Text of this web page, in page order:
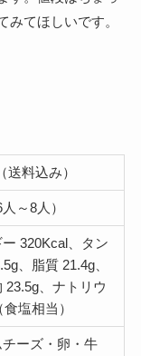
みてほしいです。
送料込み）
～8人）
320Kcal、タン
、脂質 21.4g、
23.5g、ナトリウ
塩相当）
チーズ・卵・牛